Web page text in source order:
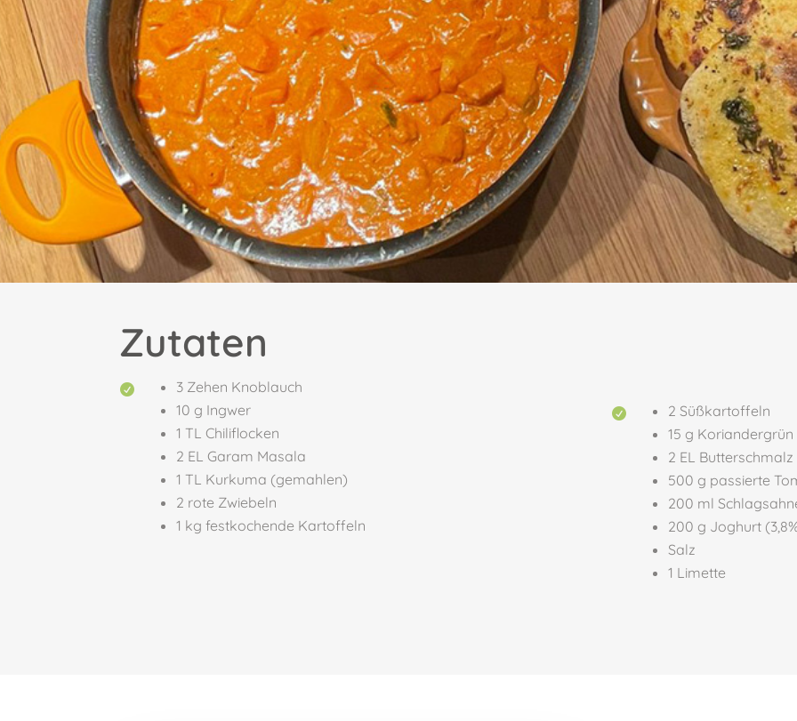
Zutaten

3 Zehen Knoblauch
10 g Ingwer
1 TL Chiliflocken
2 EL Garam Masala
1 TL Kurkuma (gemahlen)
2 rote Zwiebeln
1 kg festkochende Kartoffeln

2 Süßkartoffeln
15 g Koriandergrün
2 EL Butterschmalz
500 g passierte
200 ml
200 g Joghurt
Salz
1 Limette